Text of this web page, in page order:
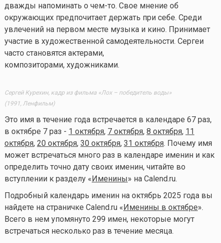
дважды напоминать о чем-то. Свое мнение об
окружающих предпочитает держать при себе. Среди
увлечений на первом месте музыка и кино. Принимает
участие в художественной самодеятельности. Сергеи
часто становятся актерами,
композиторами, художниками.
Сергей Курехин, кадр из фильма «Лох – победитель воды»
(1991, Ленфильм)
Это имя в течение года встречается в календаре 67 раз,
в октябре 7 раз - 1 октября, 7 октября, 8 октября, 11
октября, 20 октября, 30 октября, 31 октября. Почему имя
может встречаться много раз в календаре именин и как
определить точно дату своих именин, читайте во
вступлении к разделу « Именины» на Calend.ru.
Подробный календарь именин на октябрь 2025 года вы
найдете на страничке Calend.ru « Именины в октябре».
Всего в нем упомянуто 299 имен, некоторые могут
встречаться несколько раз в течение месяца.